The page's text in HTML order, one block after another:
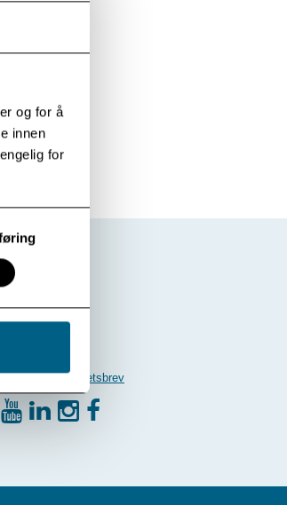
og for å
innen
for
Meld deg på nyhetsbrev